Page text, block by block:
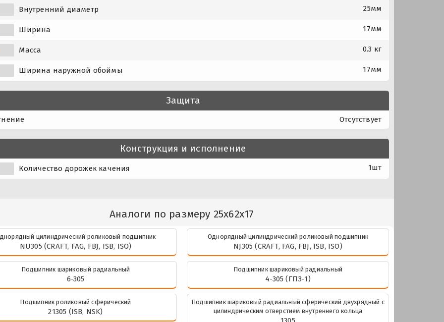
Внутренний диаметр 25мм
Ширина 17мм
Масса 0.3 кг
Ширина наружной обоймы 17мм
Защита
Отсутствует
Конструкция и исполнение
Количество дорожек качения 1шт
Аналоги по размеру 25x62x17
цилиндрический роликовый подшипник
NU305 (CRAFT, FAG, FBJ, ISB, ISO)
Однорядный цилиндрический роликовый подшипник
NJ305 (CRAFT, FAG, FBJ, ISB, ISO)
Подшипник шариковый радиальный
6-305
Подшипник шариковый радиальный
4-305 (ГПЗ-1)
Подшипник роликовый сферический
21305 (ISB, NSK)
Подшипник шариковый радиальный сферический двухрядный с
цилиндрическим отверстием внутреннего кольца